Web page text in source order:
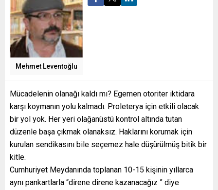
Mehmet Leventoğlu
Mücadelenin olanağı kaldı mı? Egemen otoriter iktidara
karşı koymanın yolu kalmadı. Proleterya için etkili olacak
bir yol yok. Her yeri olağanüstü kontrol altında tutan
düzenle başa çıkmak olanaksız. Haklarını korumak için
kurulan sendikasını bile seçemez hale düşürülmüş bitik bir
kitle.
Cumhuriyet Meydanında toplanan 10-15 kişinin yıllarca
aynı pankartlarla “direne direne kazanacağız ” diye